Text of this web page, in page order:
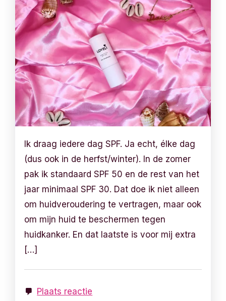
Ik draag iedere dag SPF. Ja echt, élke dag
(dus ook in de herfst/winter). In de zomer
pak ik standaard SPF 50 en de rest van het
jaar minimaal SPF 30. Dat doe ik niet alleen
om huidveroudering te vertragen, maar ook
om mijn huid te beschermen tegen
huidkanker. En dat laatste is voor mij extra
[…]
Plaats reactie